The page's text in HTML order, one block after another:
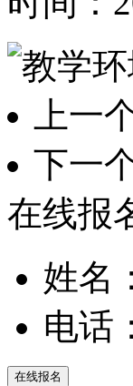
上一
下一
在线报
姓名
电话